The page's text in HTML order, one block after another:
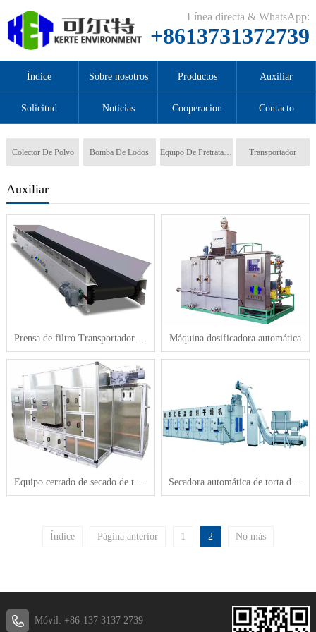
Línea directa & WhatsApp:
+8613731372739
Índice Sobre nosotros Productos Auxiliar
Solicitud Noticias Cooperacion Contacto
Colector De Polvo Bomba De Lodos Equipo De Pretratamiento Transportador
Auxiliar
Prensa de filtro Transportador de banda Máquina dosificadora automática
Equipo cerrado de secado de torta de filtración a baja temperatura Secadora automática de torta de filtración cerrada a baja temperatura
Índice Página anterior 1 2 No más
Móvil: +86-137 3137 2739